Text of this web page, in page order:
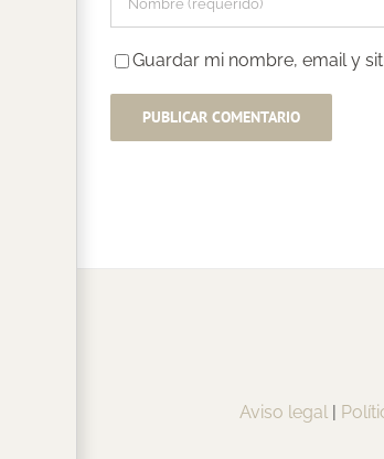
Guardar mi nombre, email y
Aviso legal